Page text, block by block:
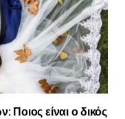
είναι ο δικός